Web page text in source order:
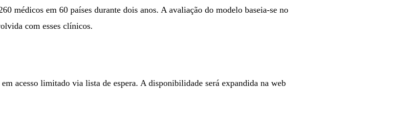
médicos em 60 países durante dois anos. A avaliação do modelo baseia-se no
com esses clínicos.
acesso limitado via lista de espera. A disponibilidade será expandida na web